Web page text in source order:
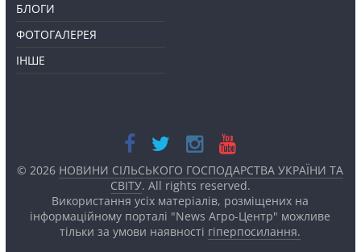
БЛОГИ
ФОТОГАЛЕРЕЯ
ІНШЕ
© 2026 НОВИНИ СІЛЬСЬКОГО ГОСПОДАРСТВА УКРАЇНИ ТА
СВІТУ. All rights reserved.
Використання усіх матеріалів, розміщених на
інформаційному порталі "News Агро-Центр" можливе
тільки за умови наявності гіперпосилання.